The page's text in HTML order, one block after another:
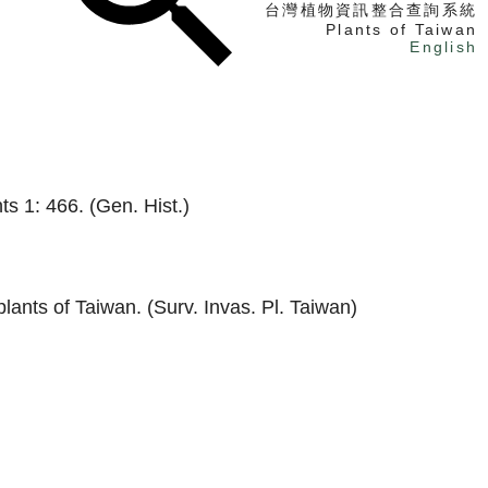
台灣植物資訊整合查詢系統
Plants of Taiwan
English
1: 466. (Gen. Hist.)
of Taiwan. (Surv. Invas. Pl. Taiwan)